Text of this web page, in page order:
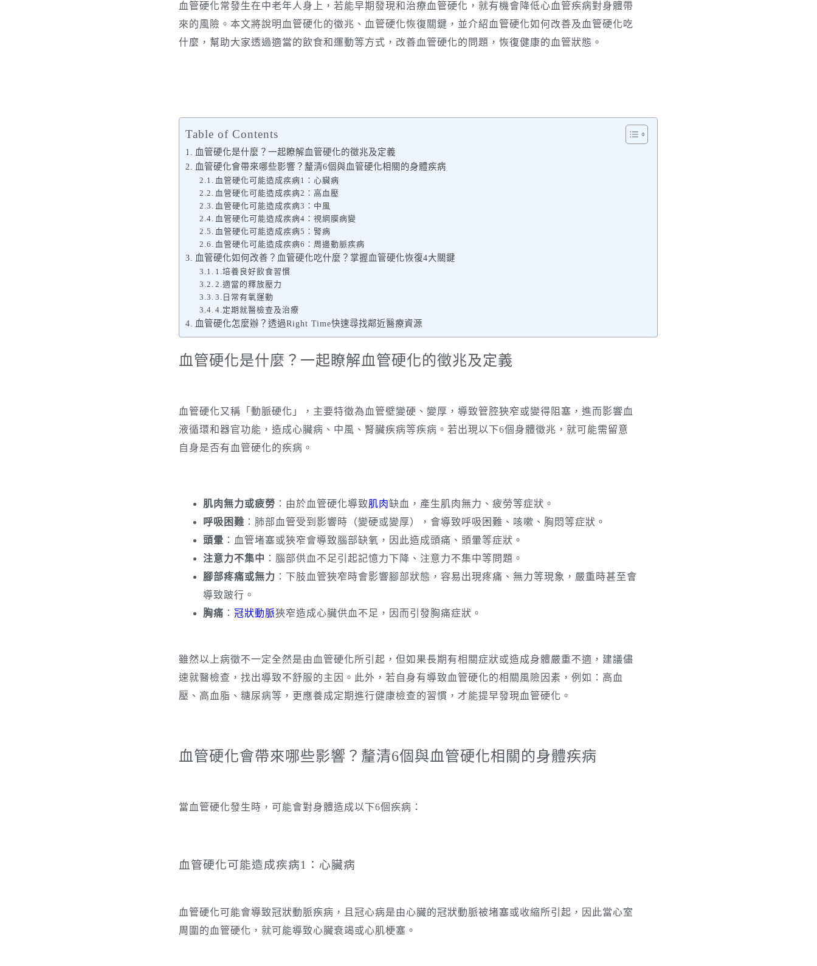
血管硬化常發生在中老年人身上，若能早期發現和治療血管硬化，就有機會降低心血管疾病對身體帶
來的風險。本文將說明血管硬化的徵兆、血管硬化恢復關鍵，並介紹血管硬化如何改善及血管硬化吃
什麼，幫助大家透過適當的飲食和運動等方式，改善血管硬化的問題，恢復健康的血管狀態。
Table of Contents
血管硬化是什麼？一起瞭解血管硬化的徵兆及定義
血管硬化會帶來哪些影響？釐清6個與血管硬化相關的身體疾病
血管硬化可能造成疾病1：心臟病
血管硬化可能造成疾病2：高血壓
血管硬化可能造成疾病3：中風
血管硬化可能造成疾病4：視網膜病變
血管硬化可能造成疾病5：腎病
血管硬化可能造成疾病6：周邊動脈疾病
血管硬化如何改善？血管硬化吃什麼？掌握血管硬化恢復4大關鍵
1.培養良好飲食習慣
2.適當的釋放壓力
3.日常有氧運動
4.定期就醫檢查及治療
血管硬化怎麼辦？透過Right Time快速尋找鄰近醫療資源
血管硬化是什麼？一起瞭解血管硬化的徵兆及定義
血管硬化又稱「動脈硬化」，主要特徵為血管壁變硬、變厚，導致管腔狹窄或變得阻塞，進而影響血
液循環和器官功能，造成心臟病、中風、腎臟疾病等疾病。若出現以下6個身體徵兆，就可能需留意
自身是否有血管硬化的疾病。
肌肉無力或疲勞 ：由於血管硬化導致肌肉缺血，產生肌肉無力、疲勞等症狀。
呼吸困難 ：肺部血管受到影響時（變硬或變厚），會導致呼吸困難、咳嗽、胸悶等症狀。
頭暈 ：血管堵塞或狹窄會導致腦部缺氧，因此造成頭痛、頭暈等症狀。
注意力不集中 ：腦部供血不足引起記憶力下降、注意力不集中等問題。
腳部疼痛或無力 ：下肢血管狹窄時會影響腳部狀態，容易出現疼痛、無力等現象，嚴重時甚至會
導致跛行。
胸痛 ： 冠狀動脈狹窄造成心臟供血不足，因而引發胸痛症狀。
雖然以上病徵不一定全然是由血管硬化所引起，但如果長期有相關症狀或造成身體嚴重不適，建議儘
速就醫檢查，找出導致不舒服的主因。此外，若自身有導致血管硬化的相關風險因素，例如：高血
壓、高血脂、糖尿病等，更應養成定期進行健康檢查的習慣，才能提早發現血管硬化。
血管硬化會帶來哪些影響？釐清6個與血管硬化相關的身體疾病
當血管硬化發生時，可能會對身體造成以下6個疾病：
血管硬化可能造成疾病1：心臟病
血管硬化可能會導致冠狀動脈疾病，且冠心病是由心臟的冠狀動脈被堵塞或收縮所引起，因此當心室
周圍的血管硬化，就可能導致心臟衰竭或心肌梗塞。